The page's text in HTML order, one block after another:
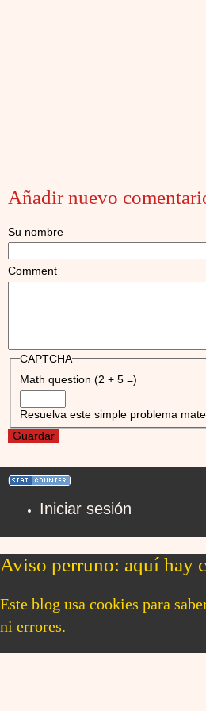
Añadir nuevo
Su nombre
Comment
CAPTCHA
Math question (2 + 5 =)
Resuelva este simple problema
account
menu
Iniciar sesión
Aviso perruno: aquí hay
Este blog usa cookies para
ni errores.